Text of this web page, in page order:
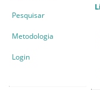
Pesquisar
Metodologia
Login